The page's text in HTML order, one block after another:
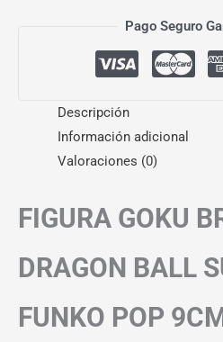
Pago Seguro
Descripción
Información adicional
Valoraciones (0)
FIGURA GOKU
DRAGON BALL
FUNKO POP